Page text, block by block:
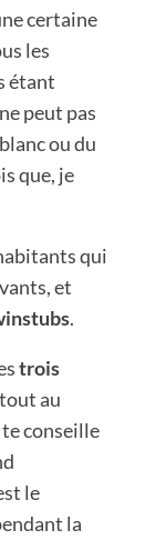
certaine
les
étant
peut pas
ou du
que, je
qui
et
.
trois
au
te conseille
le
la